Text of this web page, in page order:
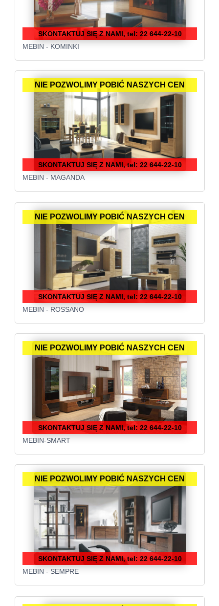
SKONTAKTUJ SIĘ Z NAMI, tel: 22 644-22-10
MEBIN - KOMINKI
NIE POZWOLIMY POBIĆ NASZYCH CEN
SKONTAKTUJ SIĘ Z NAMI, tel: 22 644-22-10
MEBIN - MAGANDA
NIE POZWOLIMY POBIĆ NASZYCH CEN
SKONTAKTUJ SIĘ Z NAMI, tel: 22 644-22-10
MEBIN - ROSSANO
NIE POZWOLIMY POBIĆ NASZYCH CEN
SKONTAKTUJ SIĘ Z NAMI, tel: 22 644-22-10
MEBIN-SMART
NIE POZWOLIMY POBIĆ NASZYCH CEN
SKONTAKTUJ SIĘ Z NAMI, tel: 22 644-22-10
MEBIN - SEMPRE